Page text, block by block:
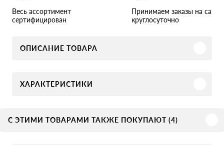
Весь ассортимент
сертифицирован
Принимаем заказы на сайте
круглосуточно
ОПИСАНИЕ ТОВАРА
ХАРАКТЕРИСТИКИ
С ЭТИМИ ТОВАРАМИ ТАКЖЕ ПОКУПАЮТ (4)